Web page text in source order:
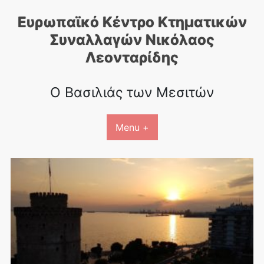
Ευρωπαϊκό Κέντρο Κτηματικών
Συναλλαγών Nικόλαος
Λεονταρίδης
Ο Βασιλιάς των Μεσιτών
Menu +